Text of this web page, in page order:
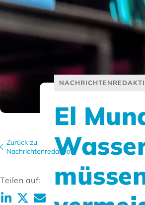
Zurück zu
Nachrichtenredaktion
Teilen auf:
El